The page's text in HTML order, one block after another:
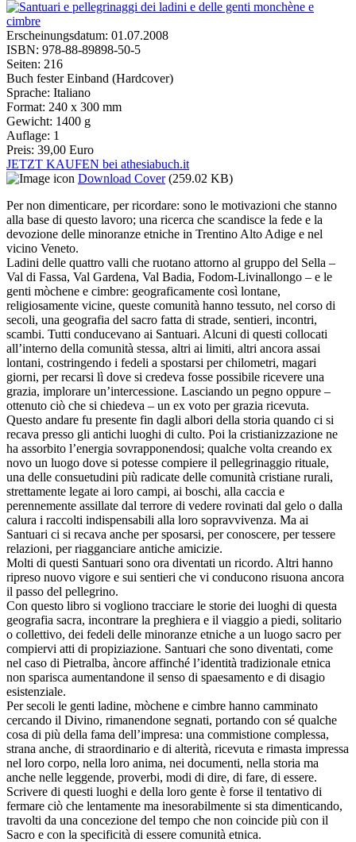
Erscheinungsdatum: 01.07.2008
ISBN: 978-88-89898-50-5
Seiten: 216
Buch fester Einband (Hardcover)
Sprache: Italiano
Format: 240 x 300 mm
Gewicht: 1400 g
Auflage: 1
Preis: 39,00 Euro
JETZT KAUFEN bei athesiabuch.it
Download Cover (259.02 KB)
Per non dimenticare, per ricordare: sono le motivazioni che stanno
alla base di questo lavoro; una ricerca che scandisce la fede e la
devozione delle minoranze etniche in Trentino Alto Adige e nel
vicino Veneto.
Ladini delle quattro valli che ruotano attorno al gruppo del Sella –
Val di Fassa, Val Gardena, Val Badia, Fodom-Livinallongo – e le
genti mòchene e cimbre: geograficamente così lontane,
religiosamente vicine, queste comunità hanno tessuto, nel corso di
secoli, una geografia del sacro fatta di strade, sentieri, incontri,
scambi. Tutti conducevano ai Santuari. Alcuni di questi collocati
all’interno della comunità stessa, altri ai limiti, altri ancora assai
lontani, costringendo i fedeli a spostarsi per chilometri, magari
giorni, per recarsi lì dove si credeva fosse possibile ricevere una
grazia, implorare un’intercessione. Lasciando un pegno oppure –
ottenuto ciò che si chiedeva – un ex voto per grazia ricevuta.
Questo andare fu presente fin dagli albori della storia quando ci si
recava presso gli antichi luoghi di culto. Poi la cristianizzazione ne
ha assorbito l’energia sovrapponendosi; qualche volta creando ex
novo un luogo dove si potesse compiere il pellegrinaggio rituale,
una delle consuetudini più radicate delle comunità cristiane rurali,
strettamente legate ai loro campi, ai boschi, alla caccia e
perennemente assillate dal terrore di vedere rovinati dal gelo o dalla
calura i raccolti indispensabili alla loro sopravvivenza. Ma ai
Santuari ci si recava anche per sposarsi, per conoscere, per tessere
relazioni, per riagganciare antiche amicizie.
Molti di questi Santuari sono ora diventati un ricordo. Altri hanno
ripreso nuovo vigore e sui sentieri che vi conducono risuona ancora
il passo del pellegrino.
Con questo libro si vogliono tracciare le storie dei luoghi di questa
geografia sacra, incontrare la preghiera e il viaggio a piedi, solitario
o collettivo, dei fedeli delle minoranze etniche a un luogo sacro per
compiervi atti di propiziazione. Santuari che sono diventati, come
nel caso di Pietralba, àncore affinché l’identità tradizionale etnica
non sparisca aumentandone il senso di spaesamento e di disagio
esistenziale.
Per secoli le genti ladine, mòchene e cimbre hanno camminato
cercando il Divino, rimanendone segnati, portando con sé qualche
cosa di più della fama dell’impresa: una commistione complessa,
strana anche, di straordinario e di alterità, ricevuta e rimasta impressa
nel loro corpo, nella loro anima, nei documenti, nella storia ma
anche nelle leggende, proverbi, modi di dire, di fare, di essere.
Scrivere di questi luoghi e della loro gente è forse il tentativo di
fermare ciò che lentamente ma inesorabilmente si sta dimenticando,
travolti da una concezione del tempo che non coincide più con il
Sacro e con la specificità di essere comunità etnica.